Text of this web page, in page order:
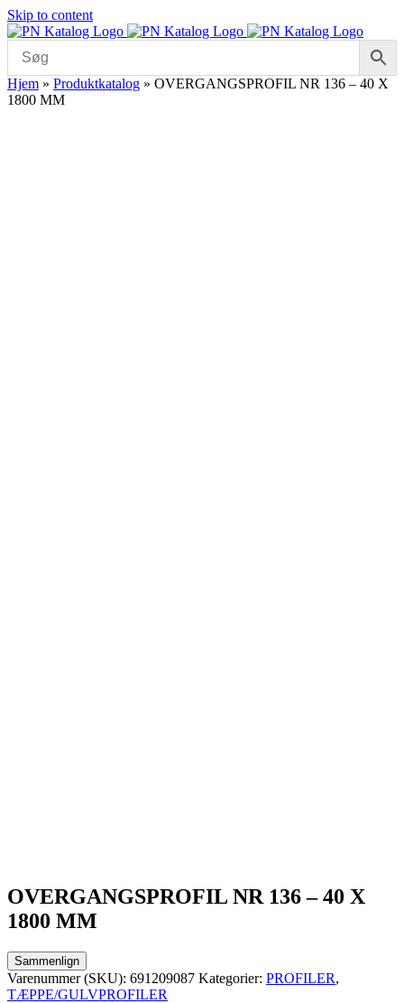
Skip to content
Hjem » Produktkatalog » OVERGANGSPROFIL NR 136 – 40 X
1800 MM
OVERGANGSPROFIL NR 136 – 40 X
1800 MM
Sammenlign
Varenummer (SKU): 691209087 Kategorier: PROFILER,
TÆPPE/GULVPROFILER